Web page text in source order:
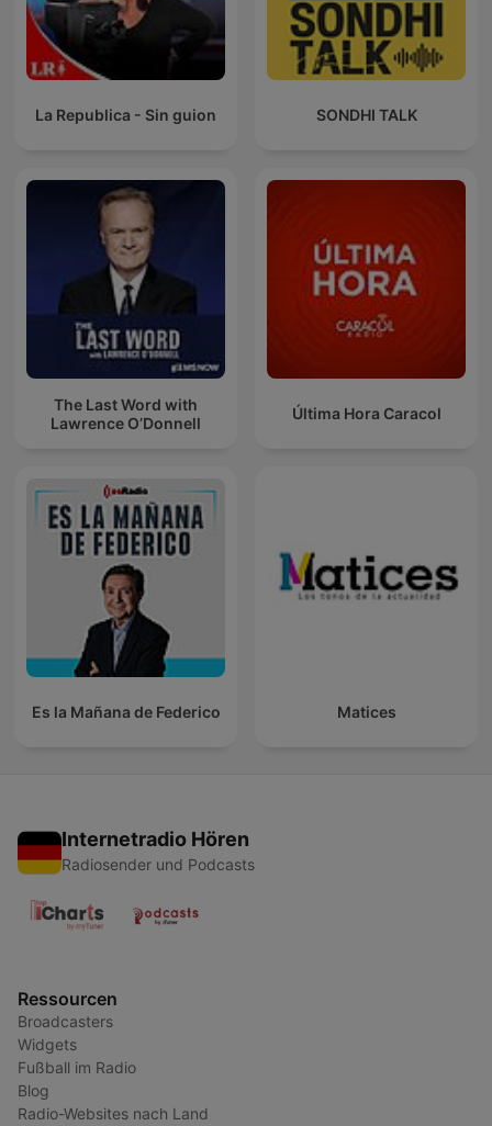
La Republica - Sin guion SONDHI TALK
The Last Word with
Lawrence O’Donnell
Última Hora Caracol
Es la Mañana de Federico Matices
Internetradio Hören
Radiosender und Podcasts
Ressourcen
Broadcasters
Widgets
Fußball im Radio
Blog
Radio-Websites nach Land